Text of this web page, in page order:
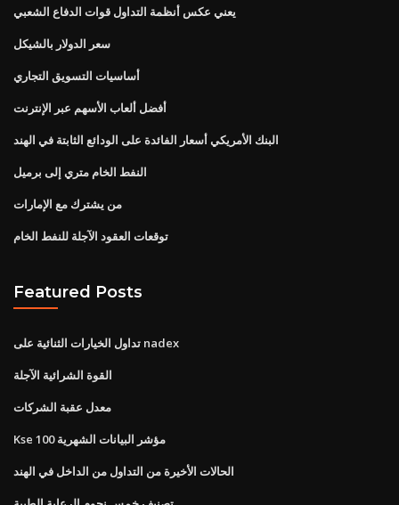
يعني عكس أنظمة التداول قوات الدفاع الشعبي
سعر الدولار بالشيكل
أساسيات التسويق التجاري
أفضل ألعاب الأسهم عبر الإنترنت
البنك الأمريكي أسعار الفائدة على الودائع الثابتة في الهند
النفط الخام متري إلى برميل
من يشترك مع الإمارات
توقعات العقود الآجلة للنفط الخام
Featured Posts
تداول الخيارات الثنائية على nadex
القوة الشرائية الآجلة
معدل عقبة الشركات
Kse 100 مؤشر البيانات الشهرية
الحالات الأخيرة من التداول من الداخل في الهند